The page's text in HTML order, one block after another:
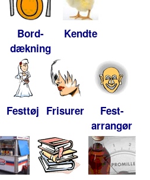
Bord-
dækning
Kendte
Festtøj Frisurer
Fest-
arrangør